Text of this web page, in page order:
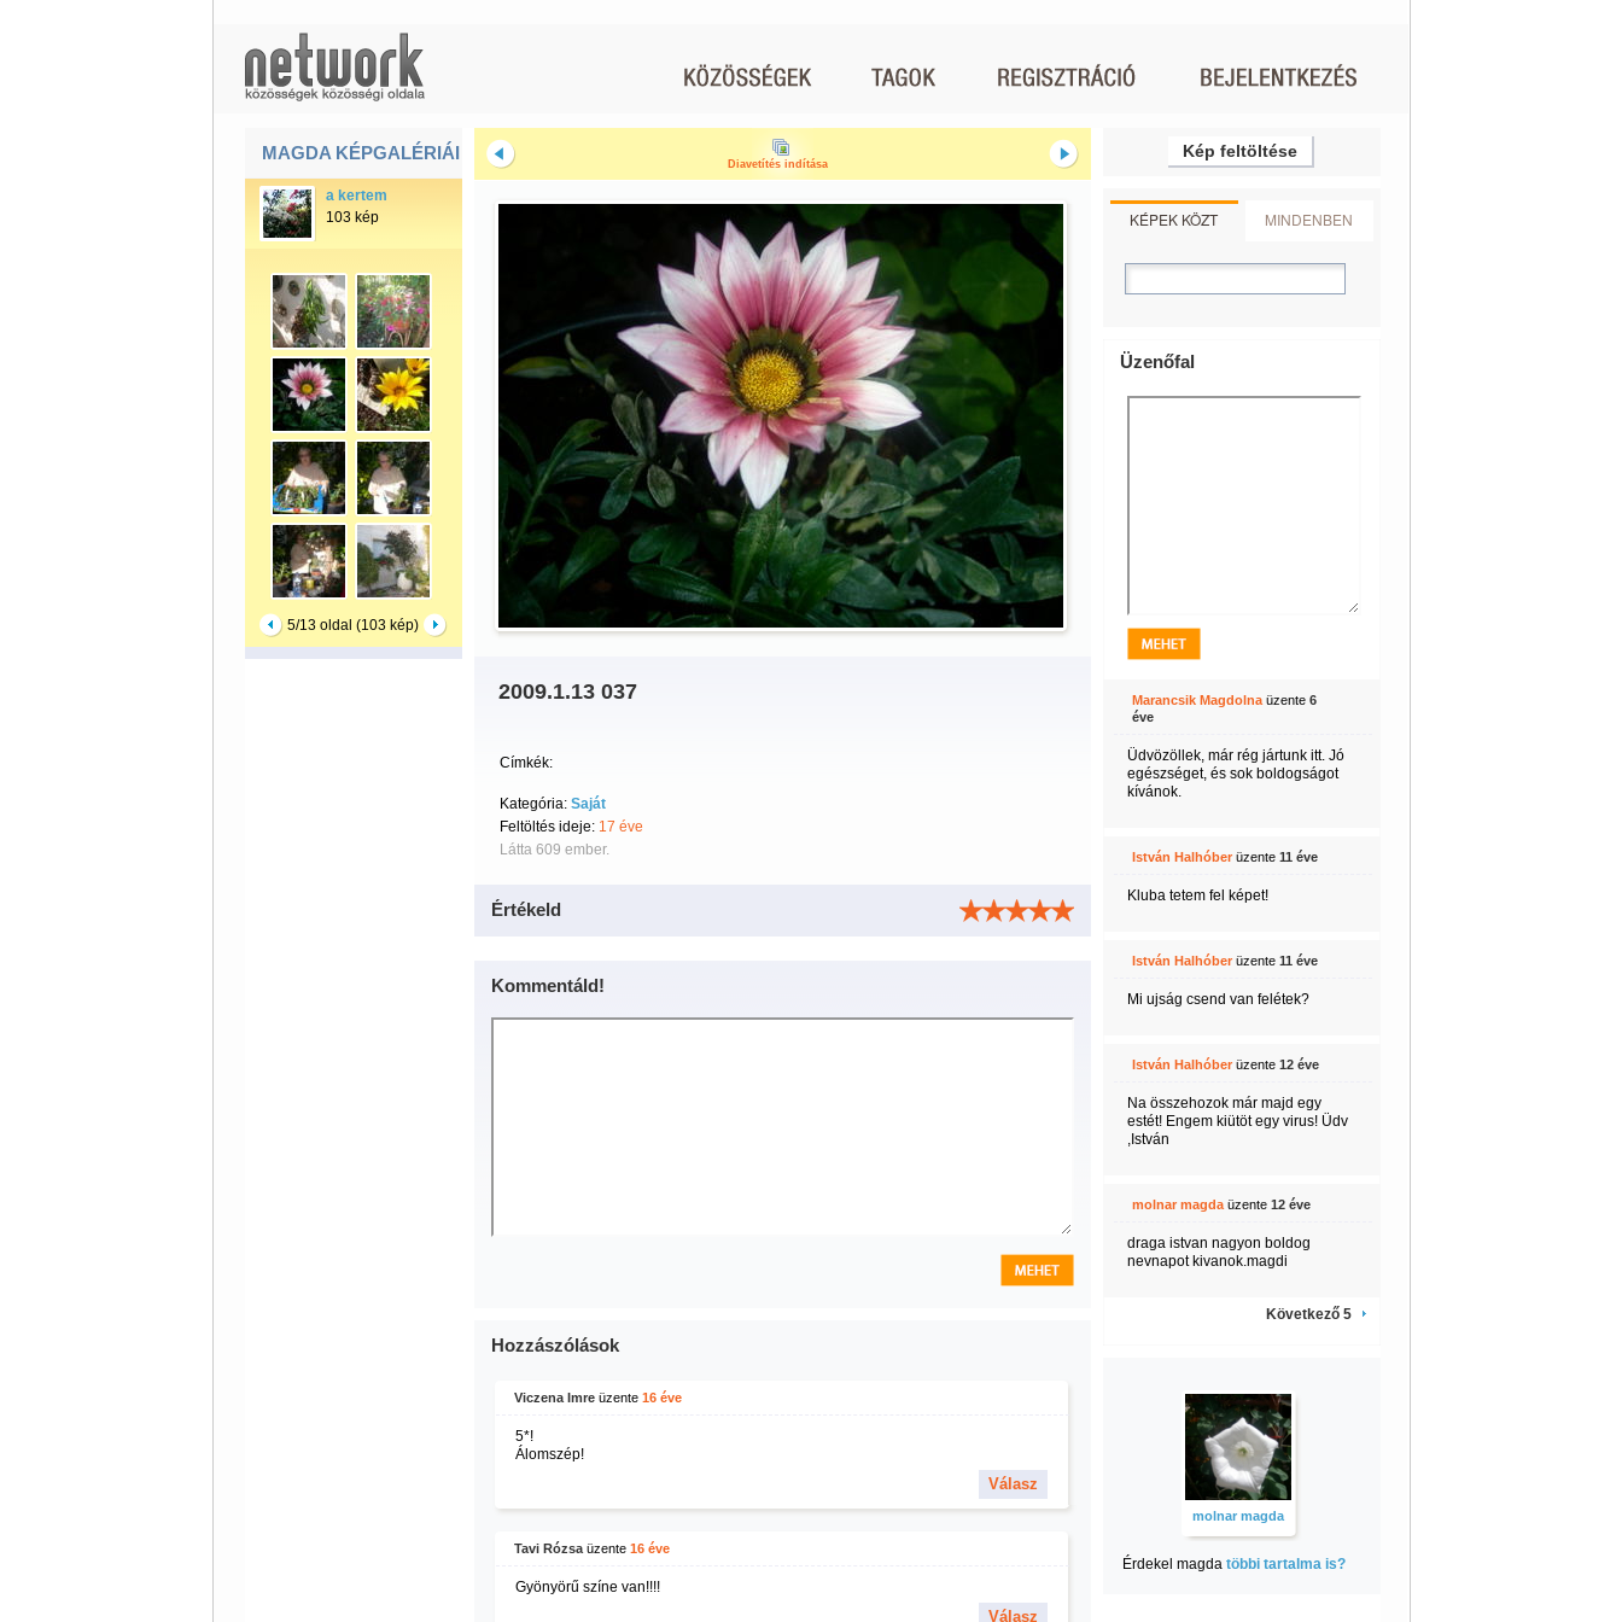
MAGDA KÉPGALÉRIÁI
a kertem
103 kép
5/13 oldal (103 kép)
Diavetítés indítása
2009.1.13 037
Címkék:
Kategória: Saját
Feltöltés ideje: 17 éve
Látta 609 ember.
Értékeld
Kommentáld!
Hozzászólások
Viczena Imreüzente 16 éve
5*!
Álomszép!
Válasz
Tavi Rózsaüzente 16 éve
Gyönyörű színe van!!!!
Válasz
Kép feltöltése
KÉPEK KÖZT MINDENBEN
Üzenőfal
Marancsik Magdolnaüzente 6
éve
Üdvözöllek, már rég jártunk itt. Jó
egészséget, és sok boldogságot
kívánok.
István Halhóberüzente 11 éve
Kluba tetem fel képet!
István Halhóberüzente 11 éve
Mi ujság csend van felétek?
István Halhóberüzente 12 éve
Na összehozok már majd egy
estét! Engem kiütöt egy virus! Üdv
,István
molnar magdaüzente 12 éve
draga istvan nagyon boldog
nevnapot kivanok.magdi
Következő 5
molnar magda
Érdekel magda többi tartalma is?